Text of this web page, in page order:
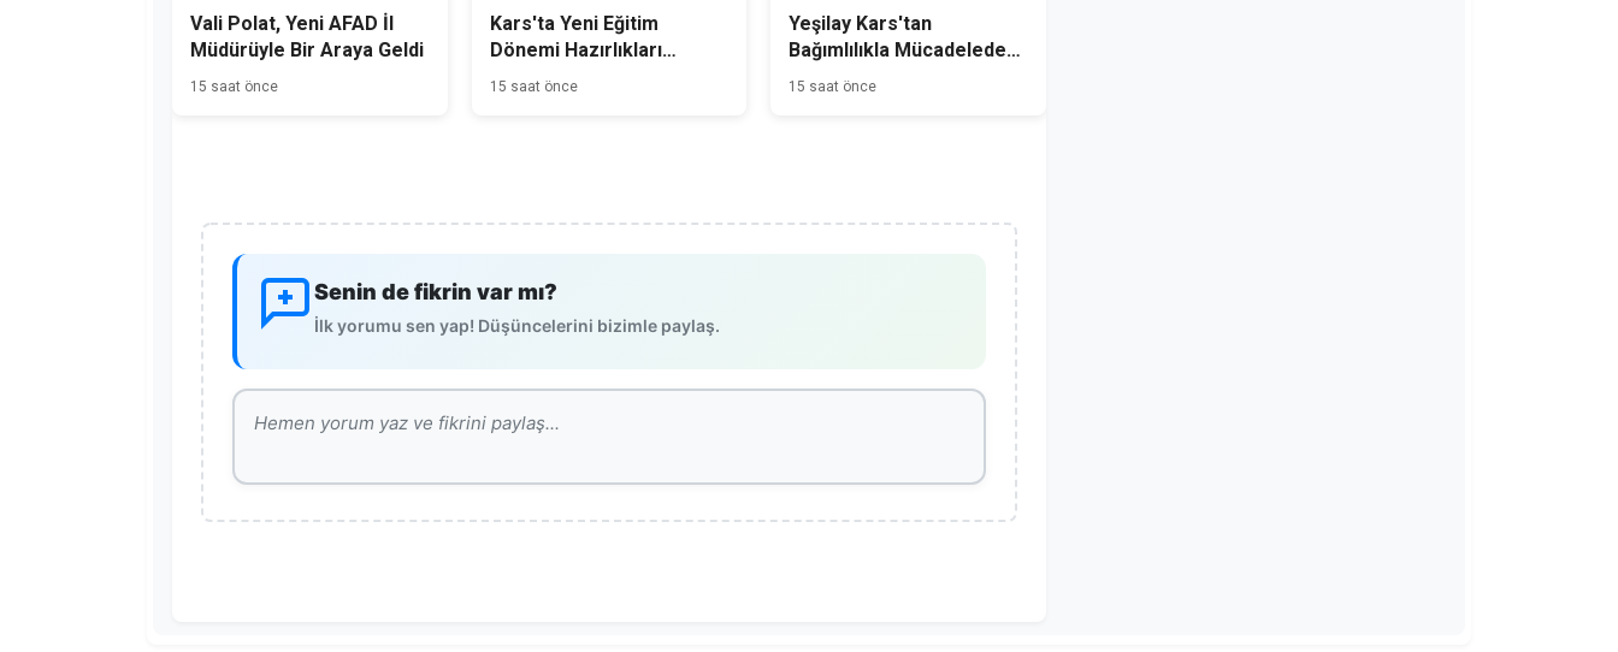
Vali Polat, Yeni AFAD İl
Müdürüyle Bir Araya Geldi
15 saat önce
Kars'ta Yeni Eğitim
Dönemi Hazırlıkları
Başladı
15 saat önce
Yeşilay Kars'tan
Bağımlılıkla Mücadelede
Farkındalık Seferberliği
15 saat önce
Senin de fikrin var mı?
İlk yorumu sen yap! Düşüncelerini bizimle paylaş.